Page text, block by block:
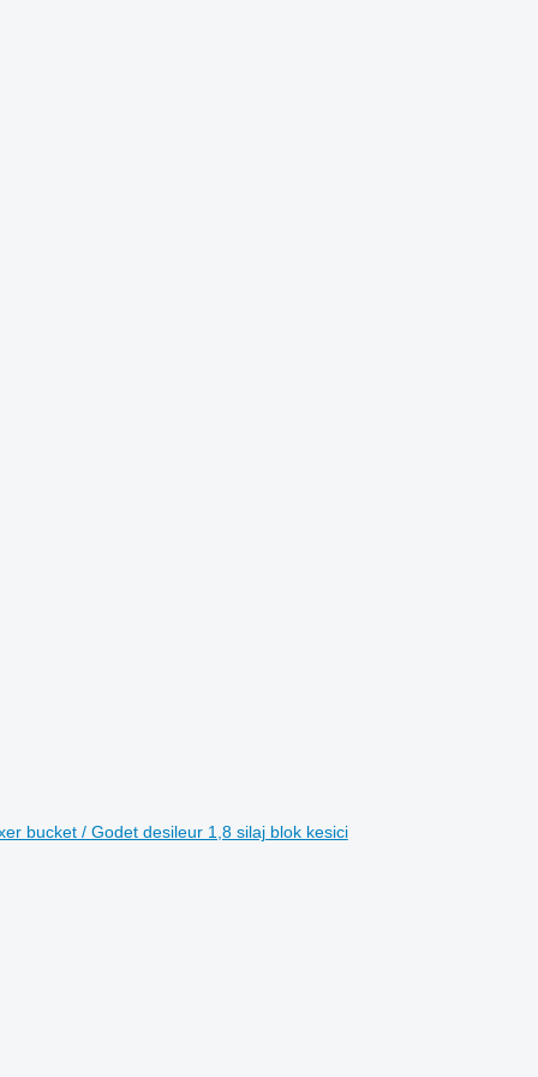
bucket / Godet desileur 1,8 silaj blok kesici